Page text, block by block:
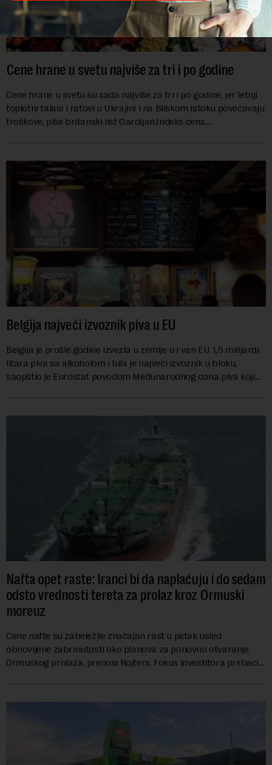
Cene hrane u svetu najviše za tri i po godine
Cene hrane u svetu su sada najviše za tri i po godine, jer letnji
toplotni talasi i ratovi u Ukrajini i na Bliskom istoku povećavaju
troškove, piše britanski list Gardijan.Indeks cena
Belgija najveći izvoznik piva u EU
Belgija je prošle godine izvezla u zemlje u i van EU 1,5 milijardi
litara piva sa alkoholom i bila je najveći izvoznik u bloku,
saopštio je Eurostat povodom Međunarodnog dana piva koji
Nafta opet raste: Iranci bi da naplaćuju i do sedam
odsto vrednosti tereta za prolaz kroz Ormuski
moreuz
Cene nafte su zabeležile značajan rast u petak usled
obnovljene zabrinutosti oko planova za ponovno otvaranje
Ormuskog prolaza, prenosi Rojters. Fokus investitora prebacio